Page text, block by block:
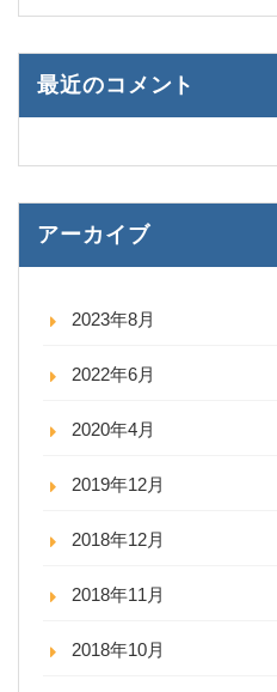
最近のコメント
アーカイブ
2023年8月
2022年6月
2020年4月
2019年12月
2018年12月
2018年11月
2018年10月